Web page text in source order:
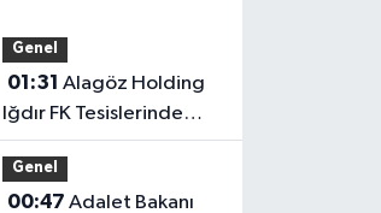
Genel
01:31
Iğdır FK Tesislerinde
Kanaat Önderleriyle Bir
Araya Geldiler
Genel
00:47